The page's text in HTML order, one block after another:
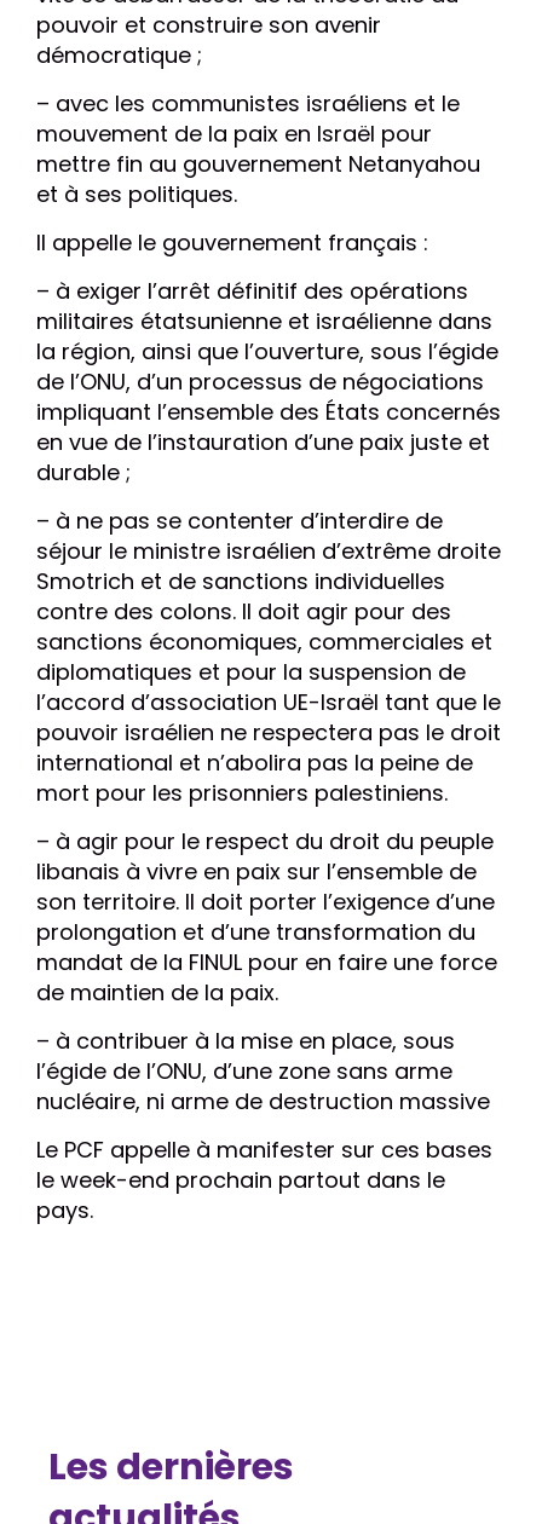
pouvoir et construire son avenir
démocratique ;
– avec les communistes israéliens et le
mouvement de la paix en Israël pour
mettre fin au gouvernement Netanyahou
et à ses politiques.
Il appelle le gouvernement français :
– à exiger l’arrêt définitif des opérations
militaires étatsunienne et israélienne dans
la région, ainsi que l’ouverture, sous l’égide
de l’ONU, d’un processus de négociations
impliquant l’ensemble des États concernés
en vue de l’instauration d’une paix juste et
durable ;
– à ne pas se contenter d’interdire de
séjour le ministre israélien d’extrême droite
Smotrich et de sanctions individuelles
contre des colons. Il doit agir pour des
sanctions économiques, commerciales et
diplomatiques et pour la suspension de
l’accord d’association UE-Israël tant que le
pouvoir israélien ne respectera pas le droit
international et n’abolira pas la peine de
mort pour les prisonniers palestiniens.
– à agir pour le respect du droit du peuple
libanais à vivre en paix sur l’ensemble de
son territoire. Il doit porter l’exigence d’une
prolongation et d’une transformation du
mandat de la FINUL pour en faire une force
de maintien de la paix.
– à contribuer à la mise en place, sous
l’égide de l’ONU, d’une zone sans arme
nucléaire, ni arme de destruction massive
Le PCF appelle à manifester sur ces bases
le week-end prochain partout dans le
pays.
Les dernières